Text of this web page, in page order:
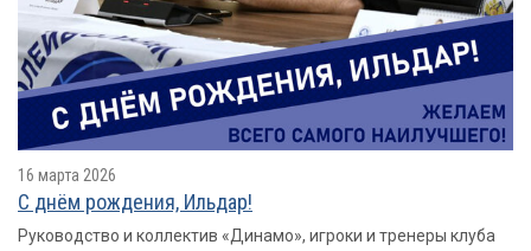
16 марта 2026
С днём рождения, Ильдар!
Руководство и коллектив «Динамо», игроки и тренеры клуба